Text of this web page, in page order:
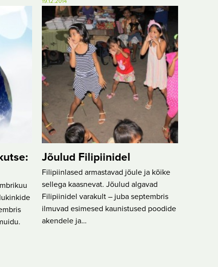
19.12.2014
Jõulud Filipiinidel
Filipiinlased armastavad jõule ja kõike
sellega kaasnevat. Jõulud algavad
Filipiinidel varakult – juba septembris
ilmuvad esimesed kaunistused poodide
akendele ja…